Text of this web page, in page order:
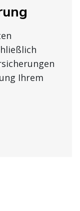
Ihrem